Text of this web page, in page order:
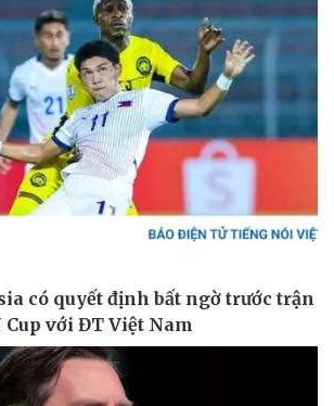
Quân sự - Quốc phòng
Việt Nam
Phân tích